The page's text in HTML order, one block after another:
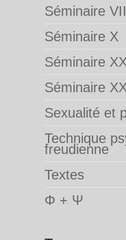
Séminaire
Séminaire X
Séminaire XX
Séminaire
Sexualité et
Technique
freudienne
Textes
Φ + Ψ